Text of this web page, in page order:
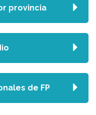
provincia
de FP